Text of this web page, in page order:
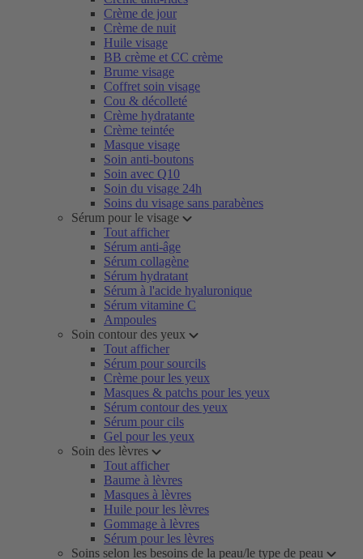
Crème de jour
Crème de nuit
Huile visage
BB crème et CC crème
Brume visage
Coffret soin visage
Cou & décolleté
Crème hydratante
Crème teintée
Masque visage
Soin anti-boutons
Soin avec Q10
Soin du visage 24h
Soins du visage sans parabènes
Sérum pour le visage
Tout afficher
Sérum anti-âge
Sérum collagène
Sérum hydratant
Sérum à l'acide hyaluronique
Sérum vitamine C
Ampoules
Soin contour des yeux
Tout afficher
Sérum pour sourcils
Crème pour les yeux
Masques & patchs pour les yeux
Sérum contour des yeux
Sérum pour cils
Gel pour les yeux
Soin des lèvres
Tout afficher
Baume à lèvres
Masques à lèvres
Huile pour les lèvres
Gommage à lèvres
Sérum pour les lèvres
Soins selon les besoins de la peau/le type de peau